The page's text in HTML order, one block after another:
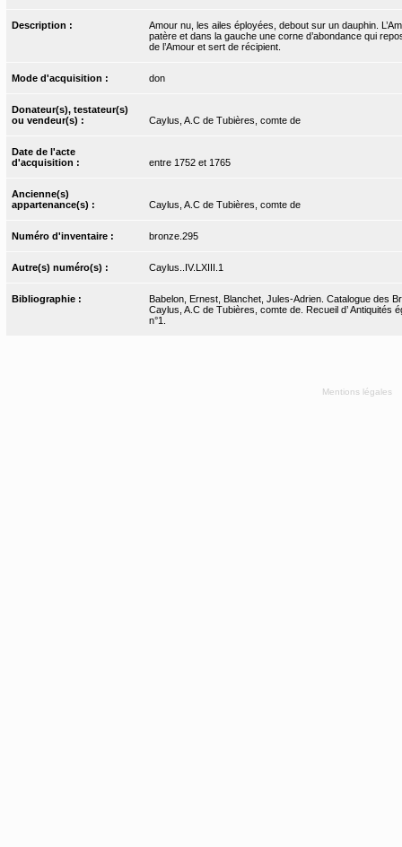
Description :
Amour nu, les ailes éployées, debout sur un dauphin.
patère et dans la gauche une corne d’abondance qui
de l’Amour et sert de récipient.
Mode d'acquisition : don
Donateur(s), testateur(s)
ou vendeur(s) :
Caylus, A.C de Tubières, comte de
Date de l'acte
d'acquisition :
entre 1752 et 1765
Ancienne(s)
appartenance(s) :
Caylus, A.C de Tubières, comte de
Numéro d'inventaire : bronze.295
Autre(s) numéro(s) : Caylus..IV.LXIII.1
Bibliographie :
Babelon, Ernest, Blanchet, Jules-Adrien. Catalogue des
Caylus, A.C de Tubières, comte de. Recueil d’
n°1.
Mentions légales